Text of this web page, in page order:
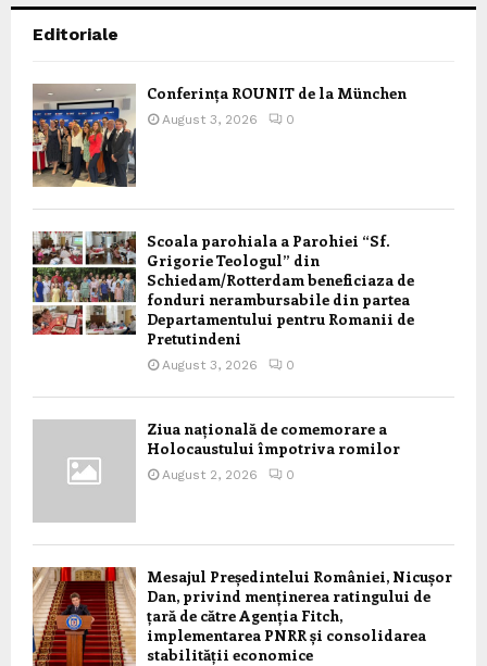
Editoriale
Conferința ROUNIT de la München
August 3, 2026 0
Scoala parohiala a Parohiei “Sf.
Grigorie Teologul” din
Schiedam/Rotterdam beneficiaza de
fonduri nerambursabile din partea
Departamentului pentru Romanii de
Pretutindeni
August 3, 2026 0
Ziua națională de comemorare a
Holocaustului împotriva romilor
August 2, 2026 0
Mesajul Președintelui României, Nicușor
Dan, privind menținerea ratingului de
țară de către Agenția Fitch,
implementarea PNRR și consolidarea
stabilității economice